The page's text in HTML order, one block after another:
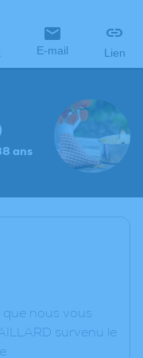
E-mail Lien
ans
que nous vous
survenu le